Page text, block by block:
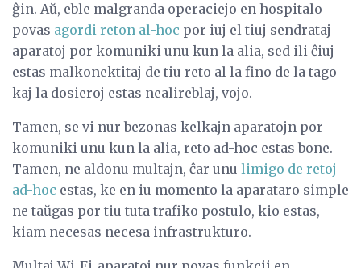
ĝin. Aŭ, eble malgranda operaciejo en hospitalo
povas agordi reton al-hoc por iuj el tiuj sendrataj
aparatoj por komuniki unu kun la alia, sed ili ĉiuj
estas malkonektitaj de tiu reto al la fino de la tago
kaj la dosieroj estas nealireblaj, vojo.
Tamen, se vi nur bezonas kelkajn aparatojn por
komuniki unu kun la alia, reto ad-hoc estas bone.
Tamen, ne aldonu multajn, ĉar unu limigo de retoj
ad-hoc estas, ke en iu momento la aparataro simple
ne taŭgas por tiu tuta trafiko postulo, kio estas,
kiam necesas necesa infrastrukturo.